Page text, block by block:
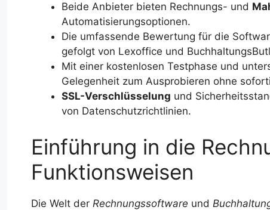
Beide Anbieter bieten Rechnungs- und
Automatisierungsoptionen.
Die umfassende Bewertung für die
gefolgt von Lexoffice und
Mit einer kostenlosen Testphase und
Gelegenheit zum Ausprobieren ohne
SSL-Verschlüsselung und
von Datenschutzrichtlinien.
Einführung in die
Funktionsweisen
Die Welt der Rechnungssoftware und